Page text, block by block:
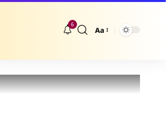
6
Größenänderung
Aa